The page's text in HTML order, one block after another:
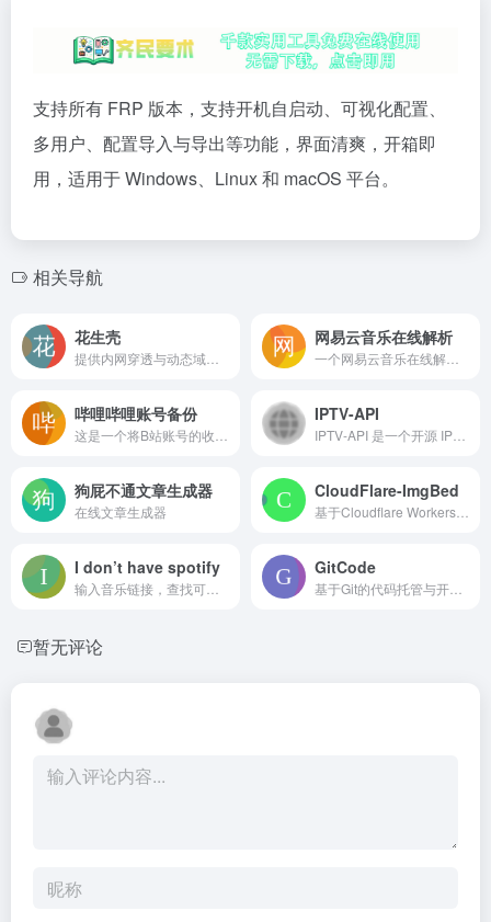
支持所有 FRP 版本，支持开机自启动、可视化配置、
多用户、配置导入与导出等功能，界面清爽，开箱即
用，适用于 Windows、Linux 和 macOS 平台。
相关导航
花生壳 网易云音乐在线解析
哔哩哔哩账号备份 IPTV-API
狗屁不通文章生成器
在线文章生成器
CloudFlare-ImgBed
I don’t have spotify GitCode
暂无评论